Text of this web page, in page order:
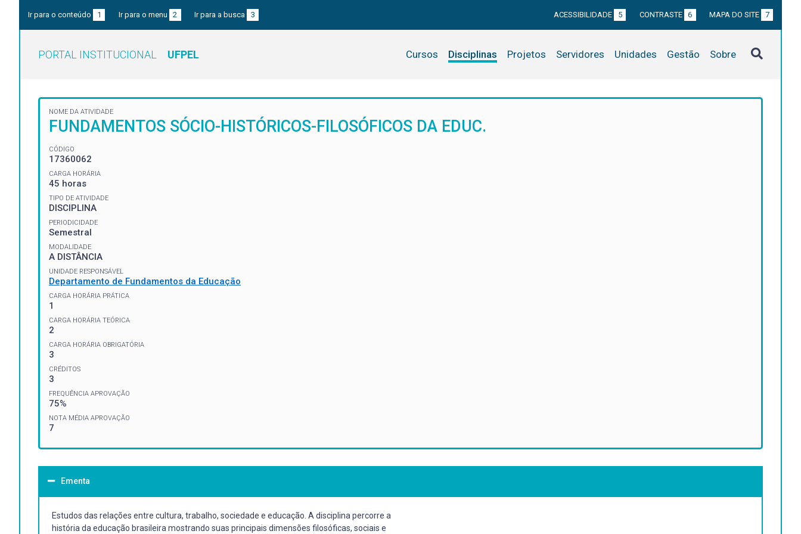
Ir para o conteúdo 1 Ir para o menu 2 Ir para a busca 3 ACESSIBILIDADE 5 CONTRASTE 6 MAPA DO SITE 7
PORTAL INSTITUCIONAL UFPEL Cursos Disciplinas Projetos Servidores Unidades Gestão Sobre
NOME DA ATIVIDADE
FUNDAMENTOS SÓCIO-HISTÓRICOS-FILOSÓFICOS DA EDUC.
CÓDIGO
17360062
CARGA HORÁRIA
45 horas
TIPO DE ATIVIDADE
DISCIPLINA
PERIODICIDADE
Semestral
MODALIDADE
A DISTÂNCIA
UNIDADE RESPONSÁVEL
Departamento de Fundamentos da Educação
CARGA HORÁRIA PRÁTICA
1
CARGA HORÁRIA TEÓRICA
2
CARGA HORÁRIA OBRIGATÓRIA
3
CRÉDITOS
3
FREQUÊNCIA APROVAÇÃO
75%
NOTA MÉDIA APROVAÇÃO
7
Ementa
Estudos das relações entre cultura, trabalho, sociedade e educação. A disciplina percorre a
história da educação brasileira mostrando suas principais dimensões filosóficas, sociais e